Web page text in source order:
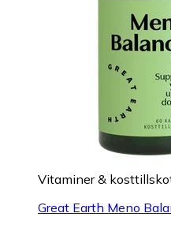
Vitaminer &
Great Earth Meno